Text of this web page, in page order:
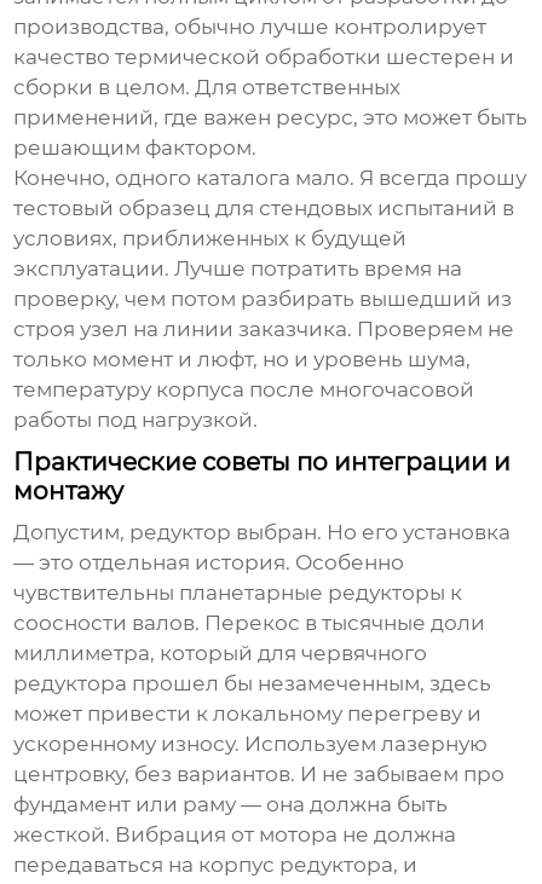
производства, обычно лучше контролирует
качество термической обработки шестерен и
сборки в целом. Для ответственных
применений, где важен ресурс, это может быть
решающим фактором.
Конечно, одного каталога мало. Я всегда прошу
тестовый образец для стендовых испытаний в
условиях, приближенных к будущей
эксплуатации. Лучше потратить время на
проверку, чем потом разбирать вышедший из
строя узел на линии заказчика. Проверяем не
только момент и люфт, но и уровень шума,
температуру корпуса после многочасовой
работы под нагрузкой.
Практические советы по интеграции и
монтажу
Допустим, редуктор выбран. Но его установка
— это отдельная история. Особенно
чувствительны планетарные редукторы к
соосности валов. Перекос в тысячные доли
миллиметра, который для червячного
редуктора прошел бы незамеченным, здесь
может привести к локальному перегреву и
ускоренному износу. Используем лазерную
центровку, без вариантов. И не забываем про
фундамент или раму — она должна быть
жесткой. Вибрация от мотора не должна
передаваться на корпус редуктора, и